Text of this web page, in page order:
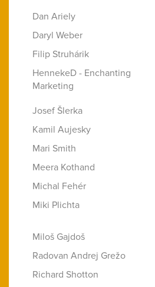
Dan Ariely
Daryl Weber
Filip Struhárik
HennekeD - Enchanting
Marketing
Josef Šlerka
Kamil Aujesky
Mari Smith
Meera Kothand
Michal Fehér
Miki Plichta
Miloš Gajdoš
Radovan Andrej Grežo
Richard Shotton